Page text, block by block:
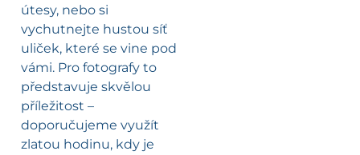
útesy, nebo si
vychutnejte hustou síť
uliček, které se vine pod
vámi. Pro fotografy to
představuje skvělou
příležitost –
doporučujeme využít
zlatou hodinu, kdy je